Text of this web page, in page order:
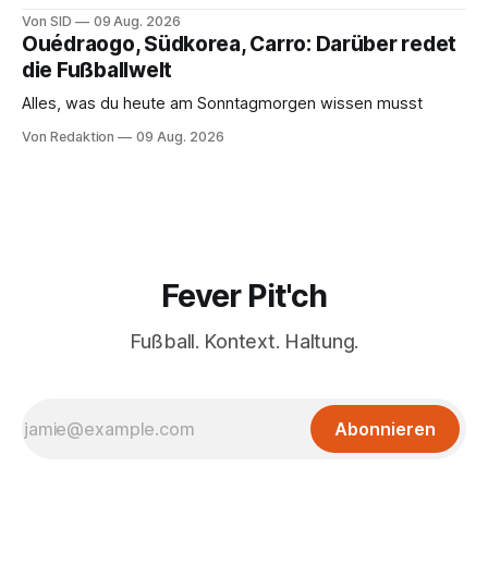
Von SID 09 Aug. 2026
Ouédraogo, Südkorea, Carro: Darüber redet
die Fußballwelt
Alles, was du heute am Sonntagmorgen wissen musst
Von Redaktion 09 Aug. 2026
Fever Pit'ch
Fußball. Kontext. Haltung.
Abonnieren